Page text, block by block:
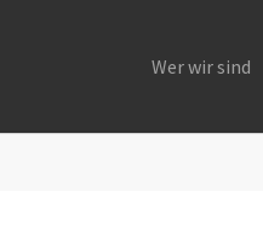
Wer wir sind